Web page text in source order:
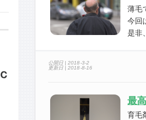
薄毛
今回
是非
公開日 |2018-3-2
更新日 |2018-8-16
最
育毛